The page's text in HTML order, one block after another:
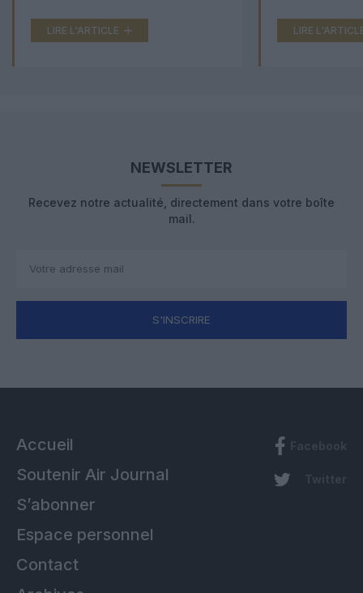
LIRE L'ARTICLE LIRE
NEWSLETTER
Recevez notre actualité, directement dans votre boîte
mail.
S'INSCRIRE
Accueil
Soutenir Air Journal
S’abonner
Espace personnel
Contact